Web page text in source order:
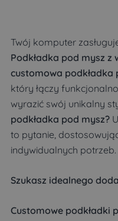
Twój komputer
Podkładka pod mysz z
customowa podkładka
który łączy
wyrazić swój unikalny
podkładka pod mysz?
to pytanie,
indywidualnych potrzeb.
Szukasz idealnego
Customowe podkładki